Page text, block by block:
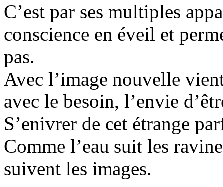
C’est par ses multiples
conscience en éveil et
pas.
Avec l’image nouvelle
avec le besoin, l’envie
S’enivrer de cet étrange
Comme l’eau suit les
suivent les images.